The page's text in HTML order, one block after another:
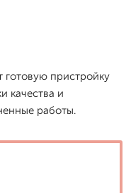
пристройку
качества и
работы.